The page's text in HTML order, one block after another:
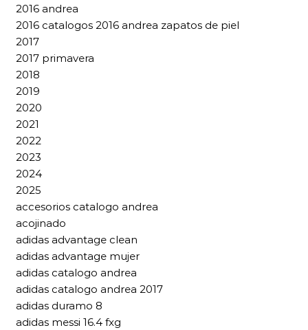
2016 andrea
2016 catalogos 2016 andrea zapatos de piel
2017
2017 primavera
2018
2019
2020
2021
2022
2023
2024
2025
accesorios catalogo andrea
acojinado
adidas advantage clean
adidas advantage mujer
adidas catalogo andrea
adidas catalogo andrea 2017
adidas duramo 8
adidas messi 16.4 fxg